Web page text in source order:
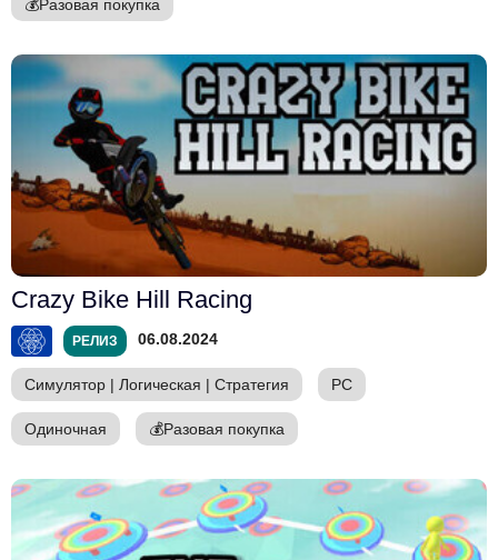
💰Разовая покупка
Crazy Bike Hill Racing
РЕЛИЗ 06.08.2024
Симулятор | Логическая | Стратегия PC
Одиночная 💰Разовая покупка